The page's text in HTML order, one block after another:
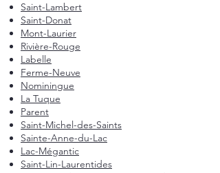
Saint-Lambert
Saint-Donat
Mont-Laurier
Rivière-Rouge
Labelle
Ferme-Neuve
Nominingue
La Tuque
Parent
Saint-Michel-des-Saints
Sainte-Anne-du-Lac
Lac-Mégantic
Saint-Lin-Laurentides